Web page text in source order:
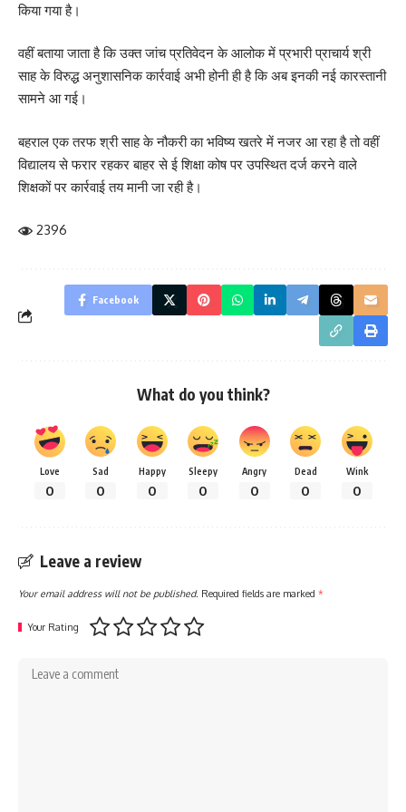
किया गया है।
वहीं बताया जाता है कि उक्त जांच प्रतिवेदन के आलोक में प्रभारी प्राचार्य श्री
साह के विरुद्ध अनुशासनिक कार्रवाई अभी होनी ही है कि अब इनकी नई कारस्तानी
सामने आ गई।
बहराल एक तरफ श्री साह के नौकरी का भविष्य खतरे में नजर आ रहा है तो वहीं
विद्यालय से फरार रहकर बाहर से ई शिक्षा कोष पर उपस्थित दर्ज करने वाले
शिक्षकों पर कार्रवाई तय मानी जा रही है।
2396
Facebook
What do you think?
Love
0
Sad
0
Happy
0
Sleepy
0
Angry
0
Dead
0
Wink
0
Leave a review
Your email address will not be published. Required fields are marked *
Your Rating